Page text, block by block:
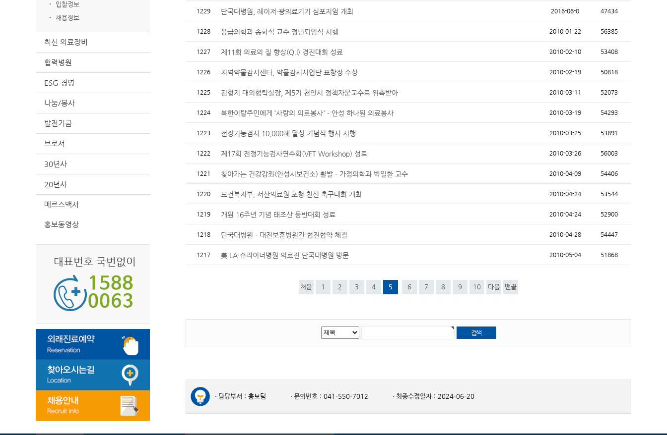
입찰정보
채용정보
최신 의료장비
협력병원
ESG 경영
나눔/봉사
발전기금
브로셔
30년사
20년사
메르스백서
홍보동영상
대표번호 국번없이
1229 단국대병원, 레이저·광의료기기 심포지엄 개최 2016-06-0 47434
1228 응급의학과 송화식 교수 정년퇴임식 시행 2010-01-22 56385
1227 제11회 의료의 질 향상(Q.I) 경진대회 성료 2010-02-10 53408
1226 지역약물감시센터, 약물감시사업단 표창장 수상 2010-02-19 50818
1225 김형지 대외협력실장, 제5기 천안시 정책자문교수로 위촉받아 2010-03-11 52073
1224 북한이탈주민에게 ‘사랑의 의료봉사' - 안성 하나원 의료봉사 2010-03-19 54293
1223 전정기능검사 10,000례 달성 기념식 행사 시행 2010-03-25 53891
1222 제17회 전정기능검사연수회(VFT Workshop) 성료 2010-03-26 56003
1221 찾아가는 건강강좌(안성시보건소) 활발 - 가정의학과 박일환 교수 2010-04-09 54406
1220 보건복지부, 서산의료원 초청 친선 축구대회 개최 2010-04-24 53544
1219 개원 16주년 기념 태조산 등반대회 성료 2010-04-24 52900
1218 단국대병원 - 대전보훈병원간 협진협약 체결 2010-04-28 54447
1217 美 LA 슈라이너병원 의료진 단국대병원 방문 2010-05-04 51868
처음 1 2 3 4 5 6 7 8 9 10 다음 맨끝
담당부서 : 홍보팀 문의번호 : 041-550-7012 최종수정일자 : 2024-06-20